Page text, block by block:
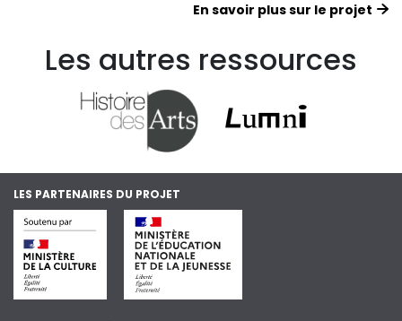
En savoir plus sur le projet
Les autres ressources
LES PARTENAIRES DU PROJET